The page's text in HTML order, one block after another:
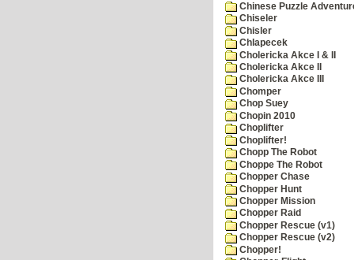
Chinese Puzzle
Chiseler
Chisler
Chlapecek
Cholericka Akce I & II
Cholericka Akce II
Cholericka Akce III
Chomper
Chop Suey
Chopin 2010
Choplifter
Choplifter!
Chopp The Robot
Choppe The Robot
Chopper Chase
Chopper Hunt
Chopper Mission
Chopper Raid
Chopper Rescue (v1)
Chopper Rescue (v2)
Chopper!